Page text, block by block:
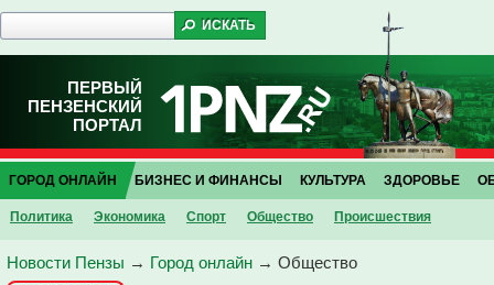
ПЕРВЫЙ
ПЕНЗЕНСКИЙ
ПОРТАЛ
ГОРОД ОНЛАЙН
Политика Экономика Спорт Общество Проиcшествия
БИЗНЕС И ФИНАНСЫ КУЛЬТУРА ЗДОРОВЬЕ
Новости Пензы → Город онлайн → Общество